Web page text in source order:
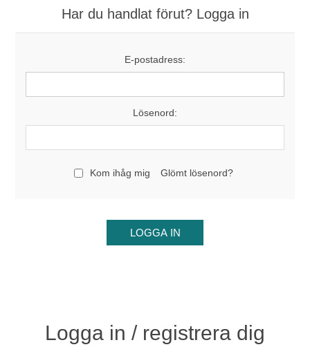
Har du handlat förut? Logga in
E-postadress:
Lösenord:
Kom ihåg mig Glömt lösenord?
Logga in / registrera dig